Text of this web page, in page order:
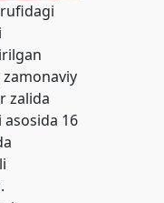
zalida
asosida 16